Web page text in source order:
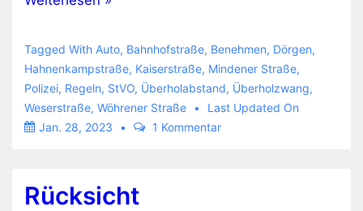
Tagged With Auto, Bahnhofstraße, Benehmen, Dörgen,
Hahnenkampstraße, Kaiserstraße, Mindener Straße,
Polizei, Regeln, StVO, Überholabstand, Überholzwang,
Weserstraße, Wöhrener Straße
Last Updated On
Jan. 28, 2023
1 Kommentar
Rücksicht